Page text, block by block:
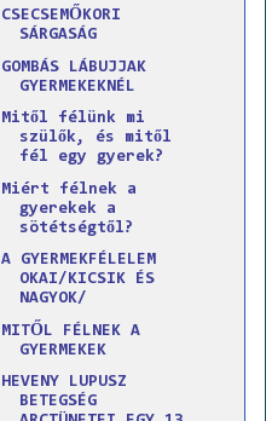
CSECSEMŐKORI
SÁRGASÁG
GOMBÁS LÁBUJJAK
GYERMEKEKNÉL
Mitől félünk mi
szülők, és mitől
fél egy gyerek?
Miért félnek a
gyerekek a
sötétségtől?
A GYERMEKFÉLELEM
OKAI/KICSIK ÉS
NAGYOK/
MITŐL FÉLNEK A
GYERMEKEK
HEVENY LUPUSZ
BETEGSÉG